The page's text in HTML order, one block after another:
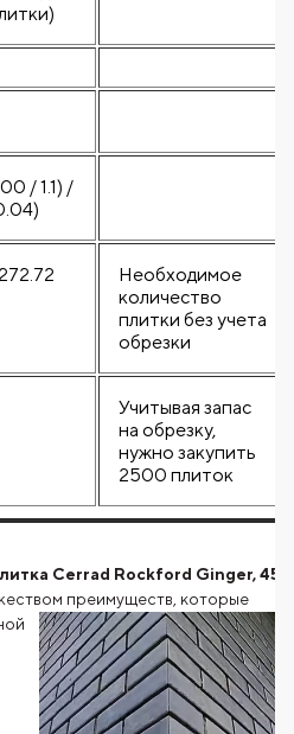
/ 1.1) /
Необходимое
количество
плитки без учета
обрезки
Учитывая запас
на обрезку,
нужно закупить
2500 плиток
Cerrad Rockford Ginger, 450
преимуществ, которые